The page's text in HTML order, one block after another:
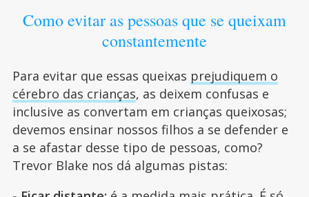
Como evitar as pessoas que se queixam
constantemente
Para evitar que essas queixas prejudiquem o
cérebro das crianças, as deixem confusas e
inclusive as convertam em crianças queixosas;
devemos ensinar nossos filhos a se defender e
a se afastar desse tipo de pessoas, como?
Trevor Blake nos dá algumas pistas: